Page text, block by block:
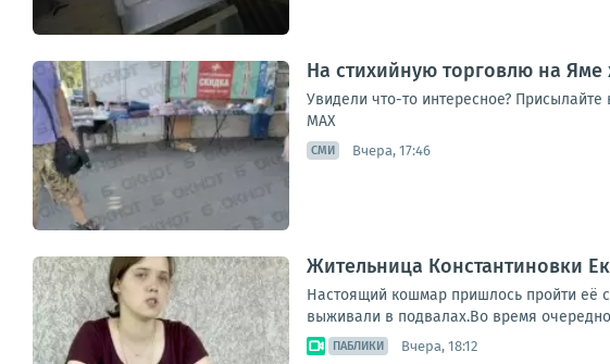
На стихийную торговлю на
Увидели что-то интересное?
МАХ
СМИ Вчера, 17:46
Жительница Константиновки
Настоящий кошмар пришлось пройти её
выживали в подвалах.Во время
ПАБЛИКИ Вчера, 18:12